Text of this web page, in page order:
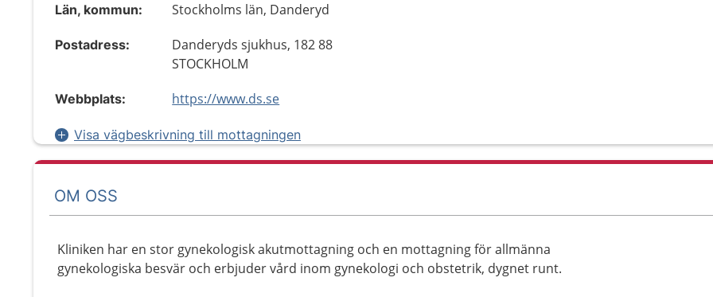
Län, kommun: Stockholms län, Danderyd
Postadress:
Danderyds sjukhus, 182 88
STOCKHOLM
Webbplats: https://www.ds.se
Visa vägbeskrivning till mottagningen
OM OSS
Kliniken har en stor gynekologisk akutmottagning och en mottagning för allmänna
gynekologiska besvär och erbjuder vård inom gynekologi och obstetrik, dygnet runt.